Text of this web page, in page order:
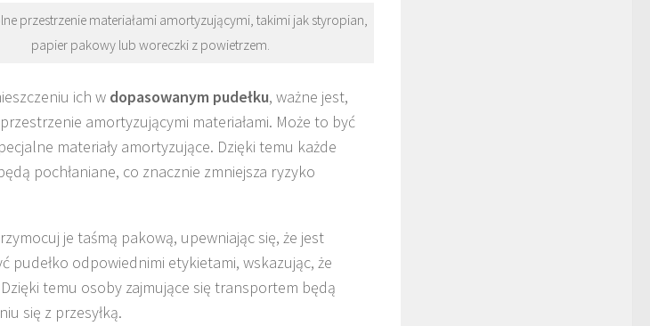
przestrzenie materiałami amortyzującymi, takimi jak styropian,
papier pakowy lub woreczki z powietrzem.
ich w dopasowanym pudełku, ważne jest,
amortyzującymi materiałami. Może to być
materiały amortyzujące. Dzięki temu każde
pochłaniane, co znacznie zmniejsza ryzyko
je taśmą pakową, upewniając się, że jest
pudełko odpowiednimi etykietami, wskazując, że
temu osoby zajmujące się transportem będą
się z przesyłką.